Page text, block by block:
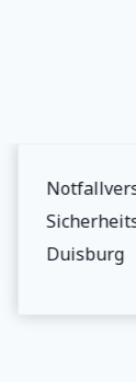
Duisburg